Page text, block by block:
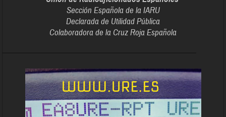
Sección Española de la IARU
Declarada de Utilidad Pública
Colaboradora de la Cruz Roja Española